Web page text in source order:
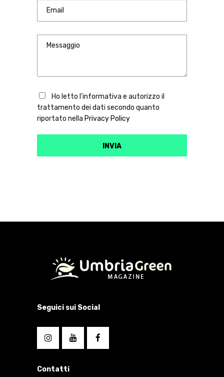
Ho letto l'informativa e autorizzo il
trattamento dei dati secondo quanto
riportato nella Privacy Policy
Seguici sui Social
Contatti